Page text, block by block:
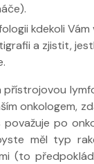
kdekoli
a zjistit,
přístrojovou
onkologem,
po
měl typ
(to